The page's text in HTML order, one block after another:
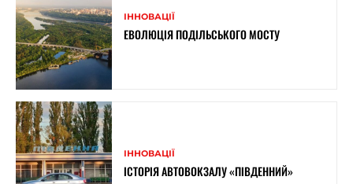
ІННОВАЦІЇ
ЕВОЛЮЦІЯ ПОДІЛЬСЬКОГО МОСТУ
ІННОВАЦІЇ
ІСТОРІЯ АВТОВОКЗАЛУ «ПІВДЕННИЙ»